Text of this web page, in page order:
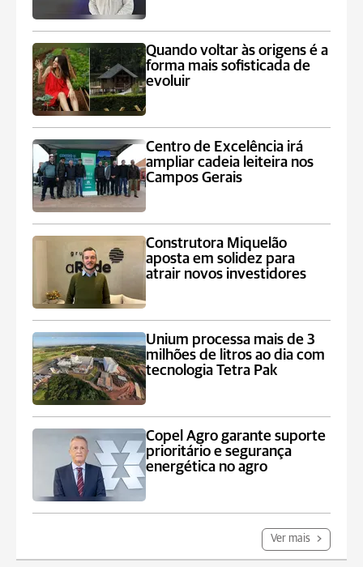
Quando voltar às origens é a
forma mais sofisticada de
evoluir
Centro de Excelência irá
ampliar cadeia leiteira nos
Campos Gerais
Construtora Miquelão
aposta em solidez para
atrair novos investidores
Unium processa mais de 3
milhões de litros ao dia com
tecnologia Tetra Pak
Copel Agro garante suporte
prioritário e segurança
energética no agro
Ver mais